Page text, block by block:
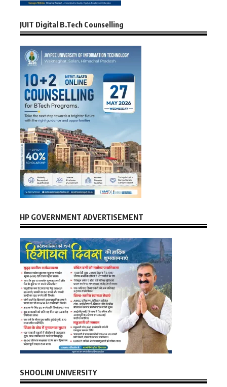
JUIT Digital B.Tech Counselling
HP GOVERNMENT ADVERTISEMENT
SHOOLINI UNIVERSITY